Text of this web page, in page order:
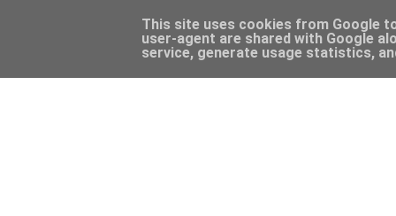
This site uses cookies from Google
user-agent are shared with Google
service, generate usage statistics,